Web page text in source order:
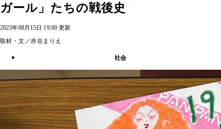
ガール」たちの戦後史
2023年08月15日 19:00 更新
取材・文／赤谷まりえ
社会